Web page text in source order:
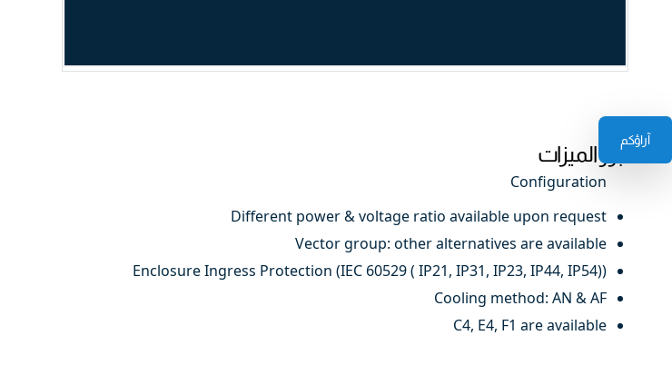
آراؤكم
أبرز الميزات
Configuration
Different power & voltage ratio available upon request
Vector group: other alternatives are available
Enclosure Ingress Protection (IEC 60529 ( IP21, IP31, IP23, IP44, IP54))
Cooling method: AN & AF
C4, E4, F1 are available